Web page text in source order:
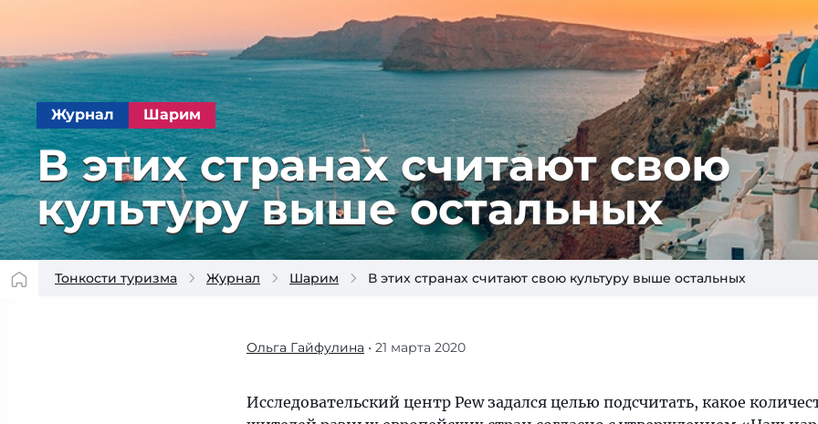
Журнал Шарим
В этих странах считают свою
культуру выше остальных
Тонкости туризма Журнал Шарим В этих странах считают свою культуру выше остальных
Культура
бесспорно
превосходит
Ольга Гайфулина • 21 марта 2020
Исследовательский центр Pew задался целью подсчитать, какое